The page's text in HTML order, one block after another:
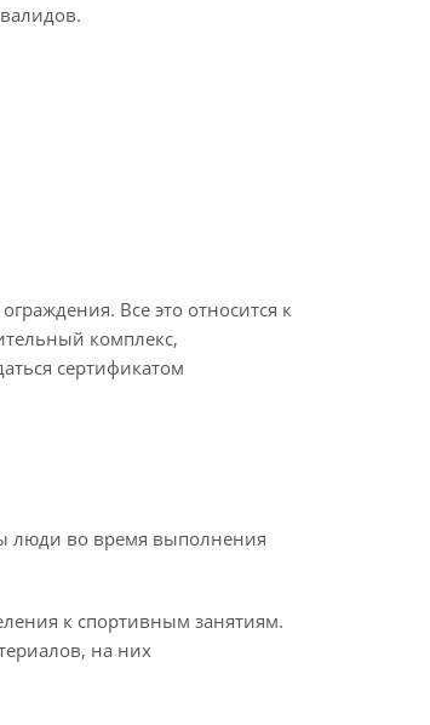
Все это относится к
комплекс,
сертификатом
люди во время выполнения
к спортивным занятиям.
на них